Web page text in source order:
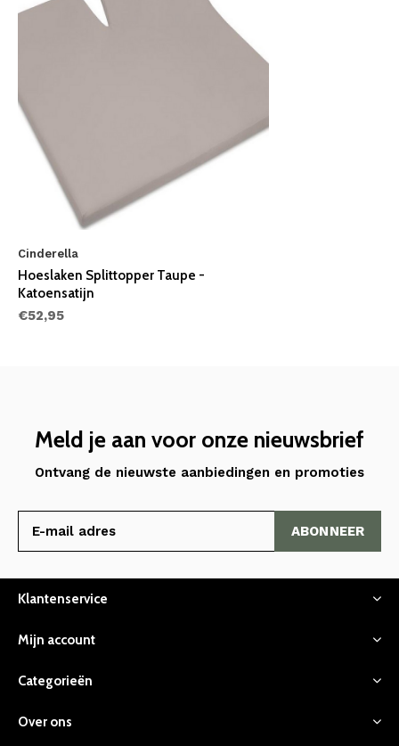
Cinderella
Hoeslaken Splittopper Taupe -
Katoensatijn
€52,95
Meld je aan voor onze nieuwsbrief
Ontvang de nieuwste aanbiedingen en promoties
ABONNEER
Klantenservice
Mijn account
Categorieën
Over ons